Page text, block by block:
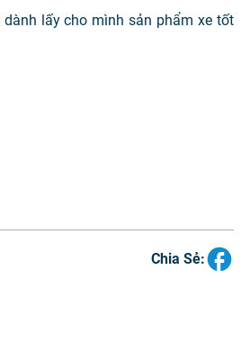
lấy cho mình sản phẩm xe tốt
Chia Sẻ: